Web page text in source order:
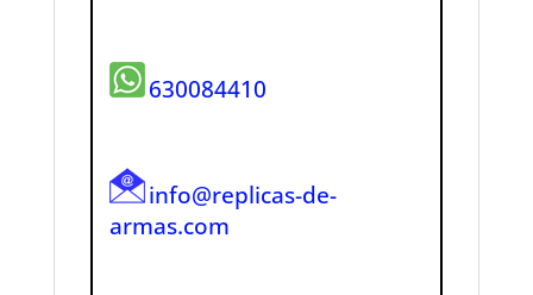
630084410
info@replicas-de-
armas.com